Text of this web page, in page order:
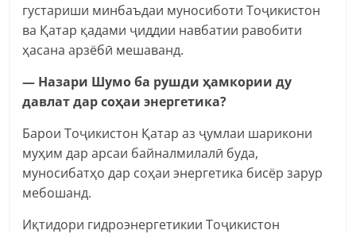
густариши минбаъдаи муносиботи Тоҷикистон
ва Қатар қадами ҷиддии навбатии равобити
ҳасана арзёбӣ мешаванд.
— Назари Шумо ба рушди ҳамкории ду
давлат дар соҳаи энергетика?
Барои Тоҷикистон Қатар аз ҷумлаи шарикони
муҳим дар арсаи байналмилалӣ буда,
муносибатҳо дар соҳаи энергетика бисёр зарур
мебошанд.
Иқтидори гидроэнергетикии Тоҷикистон